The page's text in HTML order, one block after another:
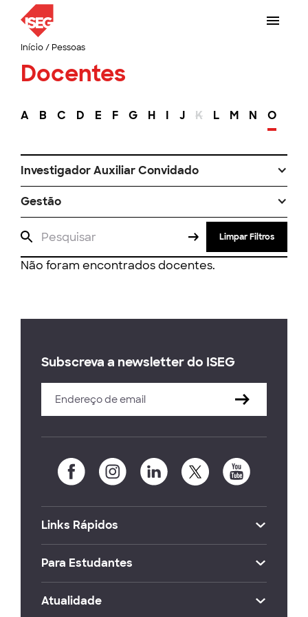
Início/ Pessoas
Docentes
A B C D E F G H I J K L M N O
Investigador Auxiliar Convidado
Gestão
Limpar Filtros
Não foram encontrados docentes.
Subscreva a newsletter do ISEG
Links Rápidos
Para Estudantes
Atualidade